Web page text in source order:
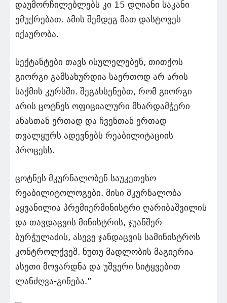
დაუმორჩილებლებს კი 15 დღიანი საკანი
ემუქრებათ. ამის შემდეგ მათ დასტოვეს
იქაურობა.
სექტანტები თავს ისულელებენ, თითქოს
გიორგი გამსახურდია საერთოდ არ არის
საქმის კურსში. შეგახსენებთ, რომ გიორგი
არის ცოტნეს ოფიციალური მხარდამჭერი
ანასთან ერთად და ჩვენთან ერთად
თვალყურს ადევნებს რეაბილიტაციის
პროცესს.
ცოტნეს მკურნალობენ საუკეთესო
რეაბილიტოლოგები. მისი მკურნალობა
აყვანილია პრემიერმინისტრი ღარიბაშვილის
და თავდაცვის მინისტრის, ჯუანშერ
ბურჭულაძის, ასევე ჯანდაცვის სამინისტროს
კონტროლქვეშ. ნუთუ მადლობის მაგიერია
ასეთი მოვარდნა და უშვერი სიტყვებით
ლანძღვა-გინება.”